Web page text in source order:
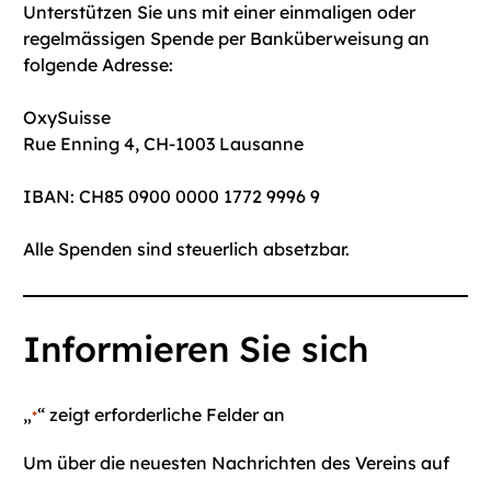
Unterstützen Sie uns mit einer einmaligen oder
regelmässigen Spende per Banküberweisung an
folgende Adresse:
OxySuisse
Rue Enning 4, CH-1003 Lausanne
IBAN: CH85 0900 0000 1772 9996 9
Alle Spenden sind steuerlich absetzbar.
Informieren Sie sich
„*“ zeigt erforderliche Felder an
Um über die neuesten Nachrichten des Vereins auf